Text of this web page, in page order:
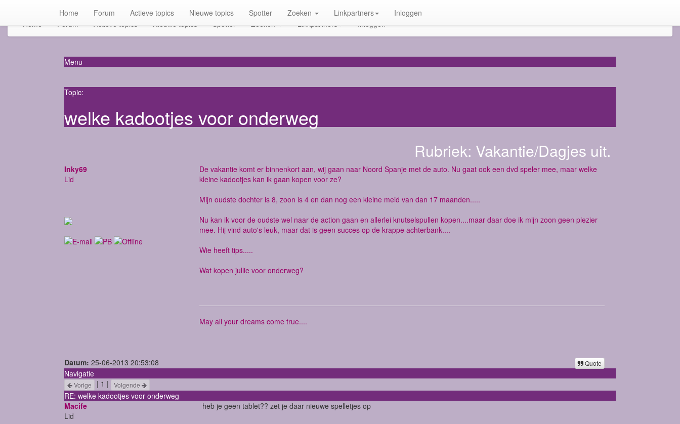
Home Forum Actieve topics Nieuwe topics Spotter Zoeken Linkpartners Inloggen
Home Forum Actieve topics Nieuwe topics Spotter Zoeken Linkpartners Inloggen
Menu
Topic:
welke kadootjes voor onderweg
Rubriek: Vakantie/Dagjes uit.
Inky69
Lid
De vakantie komt er binnenkort aan, wij gaan naar Noord Spanje met de auto. Nu gaat ook een dvd speler mee, maar welke
kleine kadootjes kan ik gaan kopen voor ze?
Mijn oudste dochter is 8, zoon is 4 en dan nog een kleine meid van dan 17 maanden.....
Nu kan ik voor de oudste wel naar de action gaan en allerlei knutselspullen kopen....maar daar doe ik mijn zoon geen plezier
mee. Hij vind auto's leuk, maar dat is geen succes op de krappe achterbank....
Wie heeft tips.....
Wat kopen jullie voor onderweg?
May all your dreams come true....
Datum: 25-06-2013 20:53:08 Quote
Navigatie
Vorige | 1 | Volgende
RE: welke kadootjes voor onderweg
Macife
Lid
heb je geen tablet?? zet je daar nieuwe spelletjes op